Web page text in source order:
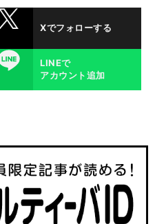
Xでフォローする
LINEで
アカウント追加